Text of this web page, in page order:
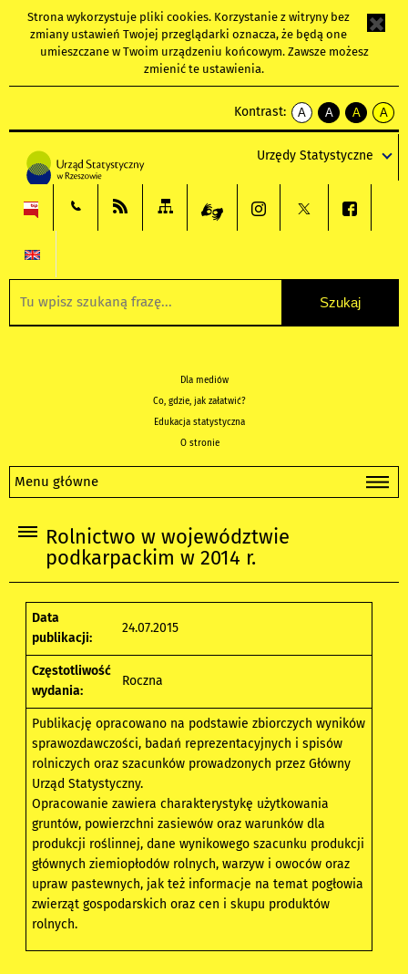
Strona wykorzystuje pliki cookies. Korzystanie z witryny bez
zmiany ustawień Twojej przeglądarki oznacza, że będą one
umieszczane w Twoim urządzeniu końcowym. Zawsze możesz
zmienić te ustawienia.
Kontrast:
A
kontrast
A
kontrast
tekst
czarnym
A
kontrast
tekst
czarnym
A
tekst
żółtym
Urzędy Statystyczne
Dla mediów
Co, gdzie, jak załatwić?
Edukacja statystyczna
O stronie
Menu główne
Rolnictwo w województwie
podkarpackim w 2014 r.
Data
publikacji:
24.07.2015
Częstotliwość
wydania:
Roczna
Publikację opracowano na podstawie zbiorczych wyników
sprawozdawczości, badań reprezentacyjnych i spisów
rolniczych oraz szacunków prowadzonych przez Główny
Urząd Statystyczny.
Opracowanie zawiera charakterystykę użytkowania
gruntów, powierzchni zasiewów oraz warunków dla
produkcji roślinnej, dane wynikowego szacunku produkcji
głównych ziemiopłodów rolnych, warzyw i owoców oraz
upraw pastewnych, jak też informacje na temat pogłowia
zwierząt gospodarskich oraz cen i skupu produktów
rolnych.